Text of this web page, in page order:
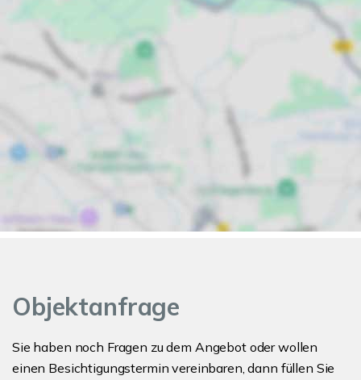
Objektanfrage
Sie haben noch Fragen zu dem Angebot oder wollen
einen Besichtigungstermin vereinbaren, dann füllen Sie